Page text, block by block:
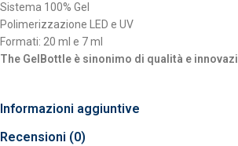
Sistema 100% Gel
Polimerizzazione LED e UV
Formati: 20 ml e 7 ml
The GelBottle è sinonimo di qualità e
Informazioni aggiuntive
Recensioni (0)